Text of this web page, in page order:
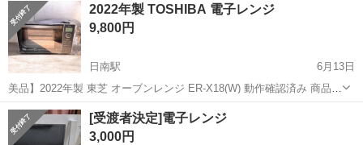
Panasonic製の単機能フラット電子レンジ、NE-FL100-...
2022年製 TOSHIBA 電子レンジ
9,800円
日南駅
6月13日
美品】2022年製 東芝 オーブンレンジ ER-X18(W) 動作確認済み 商品説
明 東芝 オーブンレンジ ER-X18(W) の出品です。 2022年製 動作確認
済みです。 あたため・オーブン機能とも問題なく使用で...
宮崎 日南市 日南駅 キッチン家電
[受渡者決定]電子レンジ
3,000円